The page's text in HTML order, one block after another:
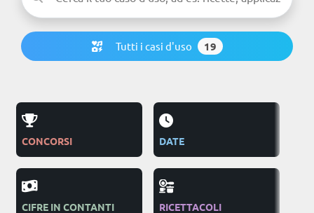
Tutti i casi d'uso 19
CONCORSI
CIFRE IN CONTANTI
DATE
RICETTACOLI